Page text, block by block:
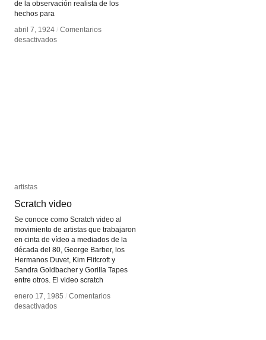
de la observación realista de los
hechos para
abril 7, 1924 / Comentarios
desactivadosen
abril 7, 1924 / Comentarios
desactivadosen
artistas
Scratch video
Se conoce como Scratch video al
movimiento de artistas que trabajaron
en cinta de vídeo a mediados de la
década del 80, George Barber, los
Hermanos Duvet, Kim Flitcroft y
Sandra Goldbacher y Gorilla Tapes
entre otros. El video scratch
enero 17, 1985 / Comentarios
desactivadosen
artistas
Scratch video
enero 17, 1985 / Comentarios
desactivadosen